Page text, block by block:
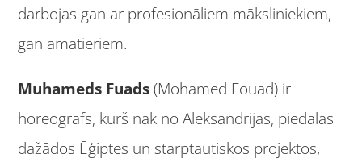
darbojas gan ar profesionāliem māksliniekiem,
gan amatieriem.
Muhameds Fuads(Mohamed Fouad) ir
horeogrāfs, kurš nāk no Aleksandrijas, piedalās
dažādos Ēģiptes un starptautiskos projektos,